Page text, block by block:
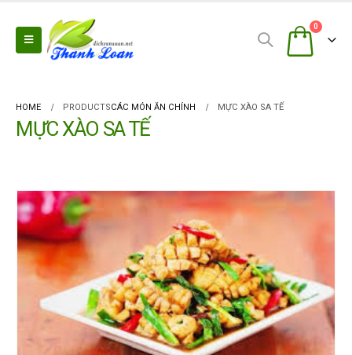
0
HOME PRODUCTSCÁC MÓN ĂN CHÍNH MỰC XÀO SA TẾ
MỰC XÀO SA TẾ